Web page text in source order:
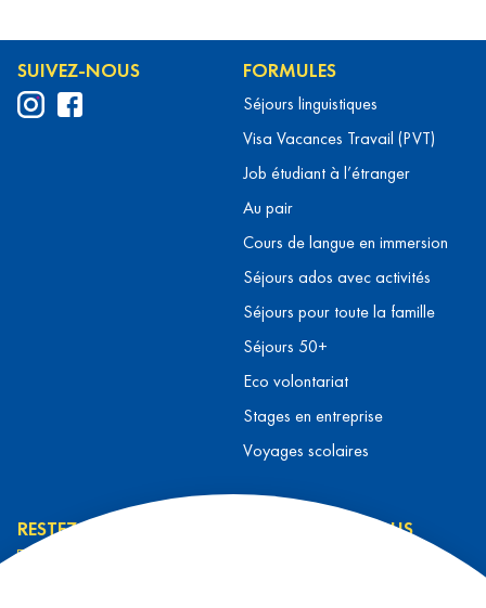
SUIVEZ-NOUS FORMULES
Séjours linguistiques
Visa Vacances Travail (PVT)
Job étudiant à l’étranger
Au pair
Cours de langue en immersion
Séjours ados avec activités
Séjours pour toute la famille
Séjours 50+
Eco volontariat
Stages en entreprise
Voyages scolaires
RESTEZ INFORMÉ CONTACTEZ-NOUS